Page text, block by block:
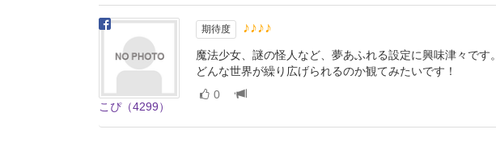
こぴ（4299）
期待度 ♪♪♪♪
魔法少女、謎の怪人など、夢あふれる設定に興味津々です。
どんな世界が繰り広げられるのか観てみたいです！
0